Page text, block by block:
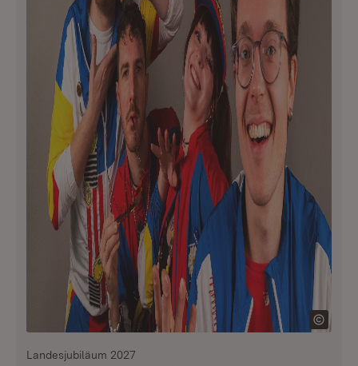
Landesjubiläum 2027